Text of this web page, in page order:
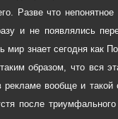
Разве что
и не появлялись
мир знает сегодня как
образом, что вся
рекламе вообще и такой
после